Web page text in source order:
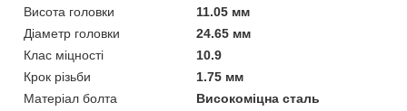
Висота головки
11.05 мм
Діаметр головки
24.65 мм
Клас міцності
10.9
Крок різьби
1.75 мм
Матеріал болта
Високоміцна сталь